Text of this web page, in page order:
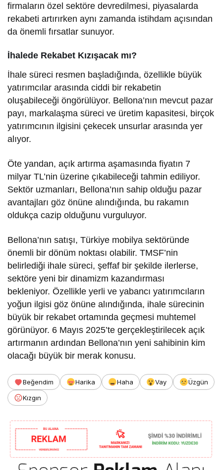
firmaların özel sektöre devredilmesi, piyasalarda
rekabeti artırırken aynı zamanda istihdam açısından
da önemli fırsatlar sunuyor.
İhalede Rekabet Kızışacak mı?
İhale süreci resmen başladığında, özellikle büyük
yatırımcılar arasında ciddi bir rekabetin
oluşabileceği öngörülüyor. Bellona’nın mevcut pazar
payı, markalaşma süreci ve üretim kapasitesi, birçok
yatırımcının ilgisini çekecek unsurlar arasında yer
alıyor.
Öte yandan, açık artırma aşamasında fiyatın 7
milyar TL’nin üzerine çıkabileceği tahmin ediliyor.
Sektör uzmanları, Bellona’nın sahip olduğu pazar
avantajları göz önüne alındığında, bu rakamın
oldukça cazip olduğunu vurguluyor.
Bellona’nın satışı, Türkiye mobilya sektöründe
önemli bir dönüm noktası olabilir. TMSF’nin
belirlediği ihale süreci, şeffaf bir şekilde ilerlerse,
sektöre yeni bir dinamizm kazandırması
bekleniyor. Özellikle yerli ve yabancı yatırımcıların
yoğun ilgisi göz önüne alındığında, ihale sürecinin
büyük bir rekabet ortamında geçmesi muhtemel
görünüyor. 6 Mayıs 2025’te gerçekleştirilecek açık
artırmanın ardından Bellona’nın yeni sahibinin kim
olacağı büyük bir merak konusu.
Beğendim Harika Haha Vay
Üzgün
Kızgın